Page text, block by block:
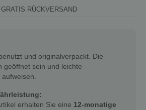
GRATIS RÜCKVERSAND
und originalverpackt. Die
geöffnet sein und leichte
erhalten Sie eine 12-monatige